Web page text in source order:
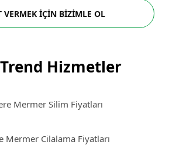
VERMEK İÇİN BİZİMLE OL
Hizmetler
Mermer Silim Fiyatları
Mermer Cilalama Fiyatları